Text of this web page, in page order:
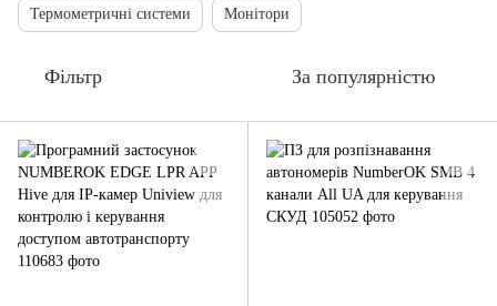
Термометричні системи Монітори
Фільтр За популярністю